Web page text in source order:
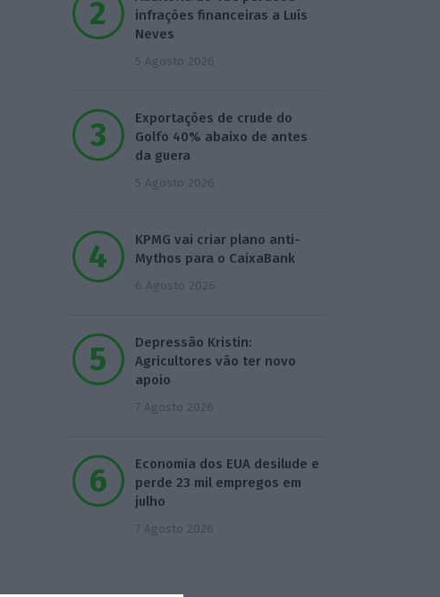
infrações financeiras a Luís
Neves
5 Agosto 2026
Exportações de crude do
Golfo 40% abaixo de antes
da guera
5 Agosto 2026
KPMG vai criar plano anti-
Mythos para o CaixaBank
6 Agosto 2026
Depressão Kristin:
Agricultores vão ter novo
apoio
7 Agosto 2026
Economia dos EUA desilude e
perde 23 mil empregos em
julho
7 Agosto 2026